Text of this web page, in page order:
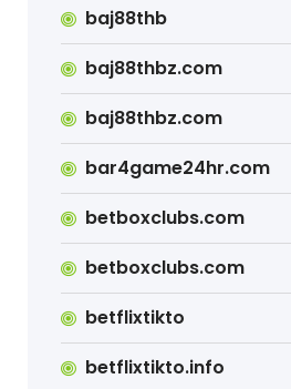
baj88thb
baj88thbz.com
baj88thbz.com
bar4game24hr.com
betboxclubs.com
betboxclubs.com
betflixtikto
betflixtikto.info